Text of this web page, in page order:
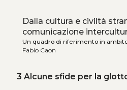
Dalla cultura e civiltà
comunicazione
Un quadro di riferimento in
Fabio Caon
3 Alcune sfide per la